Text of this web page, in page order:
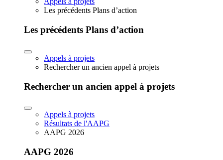
Les précédents Plans d’action
Les précédents Plans d’action
Appels à projets
Rechercher un ancien appel à projets
Rechercher un ancien appel à projets
Appels à projets
Résultats de l'AAPG
AAPG 2026
AAPG 2026